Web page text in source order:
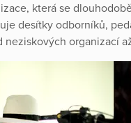
která se
desítky odborníků,
neziskových organizací